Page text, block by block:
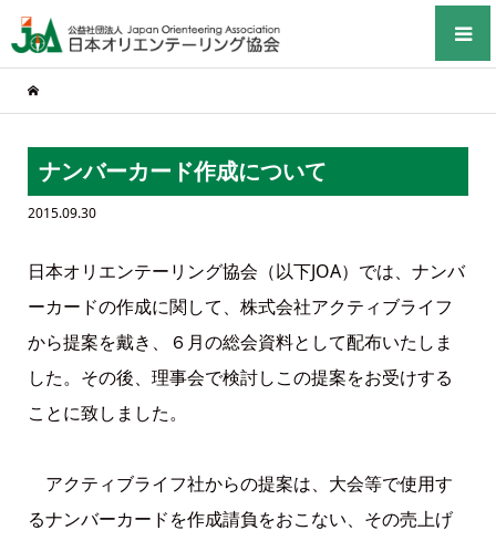
ナンバーカード作成について
2015.09.30
日本オリエンテーリング協会（以下JOA）では、ナンバ
ーカードの作成に関して、株式会社アクティブライフ
から提案を戴き、６月の総会資料として配布いたしま
した。その後、理事会で検討しこの提案をお受けする
ことに致しました。
アクティブライフ社からの提案は、大会等で使用す
るナンバーカードを作成請負をおこない、その売上げ